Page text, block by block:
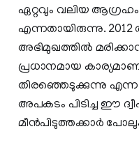
ഏറ്റവും വലിയ ആഗ്രഹം
എന്നതായിരുന്നു.
അഭിമുഖത്തില്‍
പ്രധാനമായ
തിരഞ്ഞെടുക്കുന്നു
അപകടം പിടിച്ച ഈ
മീന്‍പിടുത്തക്കാര്‍